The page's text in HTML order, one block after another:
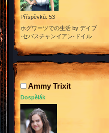
Příspěvků: 53
ホグワーツでの生活 by デイブ
·セバスチャンイアン·ドイル
Ammy Trixit
Dospělák